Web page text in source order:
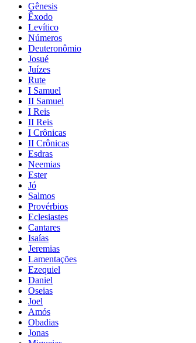
Gênesis
Êxodo
Levítico
Números
Deuteronômio
Josué
Juízes
Rute
I Samuel
II Samuel
I Reis
II Reis
I Crônicas
II Crônicas
Esdras
Neemias
Ester
Jó
Salmos
Provérbios
Eclesiastes
Cantares
Isaías
Jeremias
Lamentações
Ezequiel
Daniel
Oseias
Joel
Amós
Obadias
Jonas